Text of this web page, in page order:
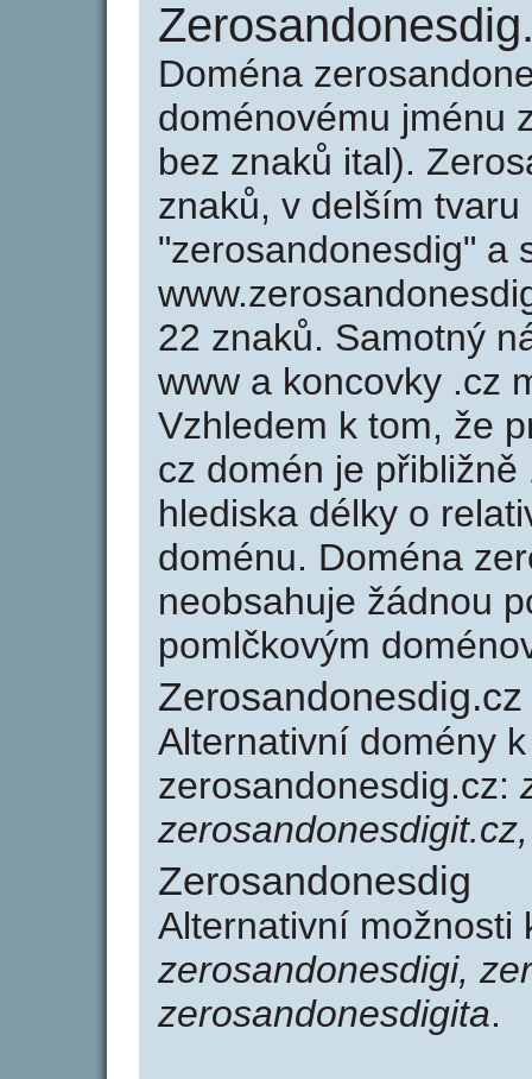
Doména
doménovému jménu
bez znaků ital).
znaků, v delším tvaru
"zerosandonesdig" a
22 znaků. Samotný
www a koncovky .cz
Vzhledem k tom, že
cz domén je
hlediska délky o
doménu. Doména
neobsahuje žádnou
pomlčkovým
Zerosandonesdig.cz
Alternativní domény
zerosandonesdig.cz:
Zerosandonesdig
Alternativní možnosti
zerosandonesdigi,
zerosandonesdigita.